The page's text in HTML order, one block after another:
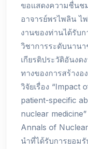
ขอแสดงความชื่นช
อาจารย์พรไพลิน ไ
งานของท่านได้รับ
วิชาการระดับนาน
เกียรติประวัติอันงด
ทางของการสร้างอ
วิจัยเรื่อง “Impact
patient-specific
nuclear
Annals of
นำที่ได้รับการยอมรั